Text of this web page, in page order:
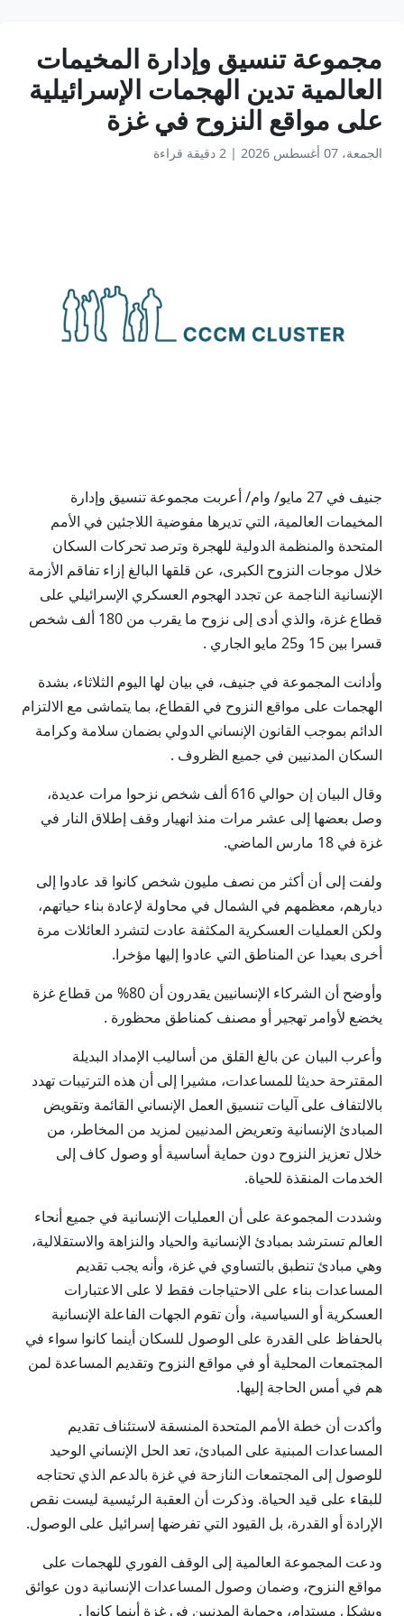
مجموعة تنسيق وإدارة المخيمات
العالمية تدين الهجمات الإسرائيلية
على مواقع النزوح في غزة
الجمعة، 07 أغسطس 2026 | 2 دقيقة قراءة
جنيف في 27 مايو/ وام/ أعربت مجموعة تنسيق وإدارة
المخيمات العالمية، التي تديرها مفوضية اللاجئين في الأمم
المتحدة والمنظمة الدولية للهجرة وترصد تحركات السكان
خلال موجات النزوح الكبرى، عن قلقها البالغ إزاء تفاقم الأزمة
الإنسانية الناجمة عن تجدد الهجوم العسكري الإسرائيلي على
قطاع غزة، والذي أدى إلى نزوح ما يقرب من 180 ألف شخص
قسرا بين 15 و25 مايو الجاري .
وأدانت المجموعة في جنيف، في بيان لها اليوم الثلاثاء، بشدة
الهجمات على مواقع النزوح في القطاع، بما يتماشى مع الالتزام
الدائم بموجب القانون الإنساني الدولي بضمان سلامة وكرامة
السكان المدنيين في جميع الظروف .
وقال البيان إن حوالي 616 ألف شخص نزحوا مرات عديدة،
وصل بعضها إلى عشر مرات منذ انهيار وقف إطلاق النار في
غزة في 18 مارس الماضي.
ولفت إلى أن أكثر من نصف مليون شخص كانوا قد عادوا إلى
ديارهم، معظمهم في الشمال في محاولة لإعادة بناء حياتهم،
ولكن العمليات العسكرية المكثفة عادت لتشرد العائلات مرة
أخرى بعيدا عن المناطق التي عادوا إليها مؤخرا.
وأوضح أن الشركاء الإنسانيين يقدرون أن 80% من قطاع غزة
يخضع لأوامر تهجير أو مصنف كمناطق محظورة .
وأعرب البيان عن بالغ القلق من أساليب الإمداد البديلة
المقترحة حديثا للمساعدات، مشيرا إلى أن هذه الترتيبات تهدد
بالالتفاف على آليات تنسيق العمل الإنساني القائمة وتقويض
المبادئ الإنسانية وتعريض المدنيين لمزيد من المخاطر، من
خلال تعزيز النزوح دون حماية أساسية أو وصول كاف إلى
الخدمات المنقذة للحياة.
وشددت المجموعة على أن العمليات الإنسانية في جميع أنحاء
العالم تسترشد بمبادئ الإنسانية والحياد والنزاهة والاستقلالية،
وهي مبادئ تنطبق بالتساوي في غزة، وأنه يجب تقديم
المساعدات بناء على الاحتياجات فقط لا على الاعتبارات
العسكرية أو السياسية، وأن تقوم الجهات الفاعلة الإنسانية
بالحفاظ على القدرة على الوصول للسكان أينما كانوا سواء في
المجتمعات المحلية أو في مواقع النزوح وتقديم المساعدة لمن
هم في أمس الحاجة إليها.
وأكدت أن خطة الأمم المتحدة المنسقة لاستئناف تقديم
المساعدات المبنية على المبادئ، تعد الحل الإنساني الوحيد
للوصول إلى المجتمعات النازحة في غزة بالدعم الذي تحتاجه
للبقاء على قيد الحياة. وذكرت أن العقبة الرئيسية ليست نقص
الإرادة أو القدرة، بل القيود التي تفرضها إسرائيل على الوصول.
ودعت المجموعة العالمية إلى الوقف الفوري للهجمات على
مواقع النزوح، وضمان وصول المساعدات الإنسانية دون عوائق
وبشكل مستدام، وحماية المدنيين في غزة أينما كانوا .